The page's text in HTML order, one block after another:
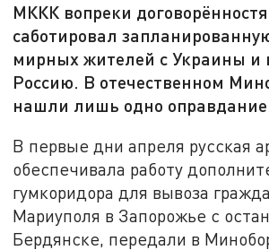
МККК вопреки
саботировал
мирных жителей с Украины и
Россию. В отечественном
нашли лишь одно
В первые дни апреля русская
обеспечивала работу
гумкоридора для вывоза
Мариуполя в Запорожье с
Бердянске, передали в